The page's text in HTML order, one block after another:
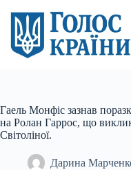
вмісту
Гаель Монфіс зазнав
на Ролан Гаррос, що
Світоліної.
Дарина